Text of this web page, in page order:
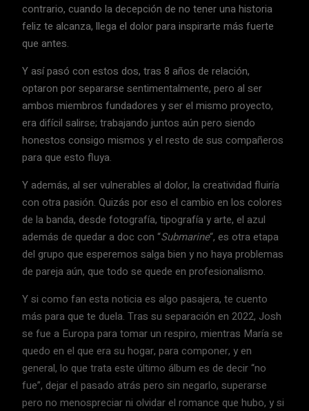
contrario, cuando la decepción de no tener una historia
feliz te alcanza, llega el dolor para inspirarte más fuerte
que antes.
Y así pasó con estos dos, tras 8 años de relación,
optaron por separarse sentimentalmente, pero al ser
ambos miembros fundadores y ser el mismo proyecto,
era difícil salirse; trabajando juntos aún pero siendo
honestos consigo mismos y el resto de sus compañeros
para que esto fluya.
Y además, al ser vulnerables al dolor, la creatividad fluiría
con otra pasión. Quizás por eso el cambio en los colores
de la banda, desde fotografía, tipografía y arte, el azul
además de quedar a doc con “Submarine“, es otra etapa
del grupo que esperemos salga bien y no haya problemas
de pareja aún, que todo se quede en profesionalismo.
Y si como fan esta noticia es algo pasajera, te cuento
más para que te duela. Tras su separación en 2022, Josh
se fue a Europa para tomar un respiro, mientras María se
quedo en el que era su hogar, para componer, y en
general, lo que trata este último álbum es de decir “no
fue”, dejar el pasado atrás pero sin negarlo, superarse
pero no menospreciar ni olvidar el romance que hubo, y si